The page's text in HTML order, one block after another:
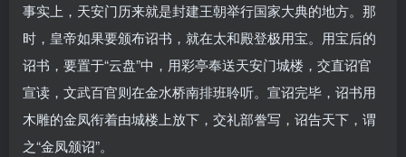
事实上，天安门历来就是封建王朝举行国家大典的地方。那
时，皇帝如果要颁布诏书，就在太和殿登极用宝。用宝后的
诏书，要置于“云盘”中，用彩亭奉送天安门城楼，交直诏官
宣读，文武百官则在金水桥南排班聆听。宣诏完毕，诏书用
木雕的金凤衔着由城楼上放下，交礼部誊写，诏告天下，谓
之“金凤颁诏”。